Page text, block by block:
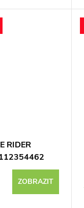
RIDER
ZOBRAZIT